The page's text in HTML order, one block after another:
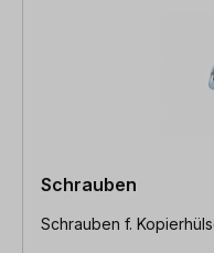
Schrauben
Schrauben f.